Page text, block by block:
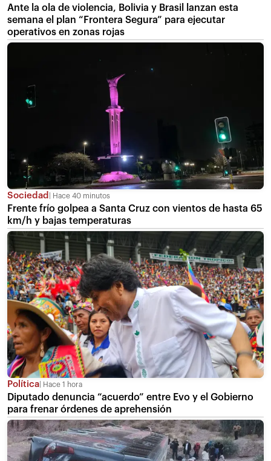
Ante la ola de violencia, Bolivia y Brasil lanzan esta
semana el plan “Frontera Segura” para ejecutar
operativos en zonas rojas
Sociedad Hace 40 minutos
Frente frío golpea a Santa Cruz con vientos de hasta 65
km/h y bajas temperaturas
Política Hace 1 hora
Diputado denuncia “acuerdo” entre Evo y el Gobierno
para frenar órdenes de aprehensión